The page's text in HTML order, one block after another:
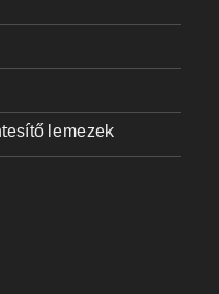
lemezek